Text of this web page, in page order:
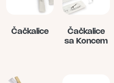
Čačkalice
Čačkalice
sa Koncem